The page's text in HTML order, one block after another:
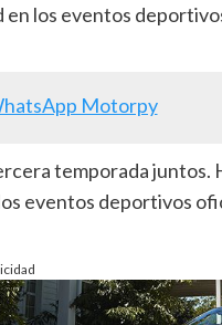
los eventos
Motorpy
temporada juntos.
eventos deportivos